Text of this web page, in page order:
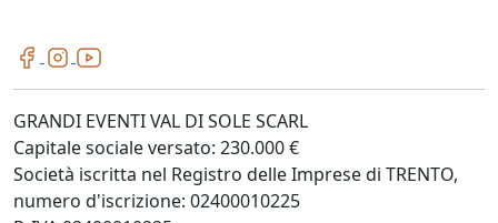
GRANDI EVENTI VAL DI SOLE SCARL
Capitale sociale versato: 230.000 €
Società iscritta nel Registro delle Imprese di TRENTO,
numero d'iscrizione: 02400010225